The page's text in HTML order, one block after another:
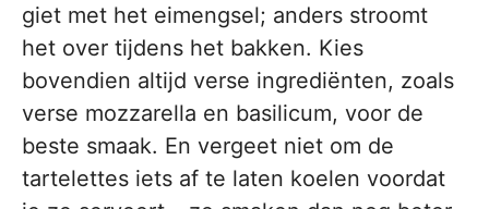
giet met het eimengsel; anders stroomt
het over tijdens het bakken. Kies
bovendien altijd verse ingrediënten, zoals
verse mozzarella en basilicum, voor de
beste smaak. En vergeet niet om de
tartelettes iets af te laten koelen voordat